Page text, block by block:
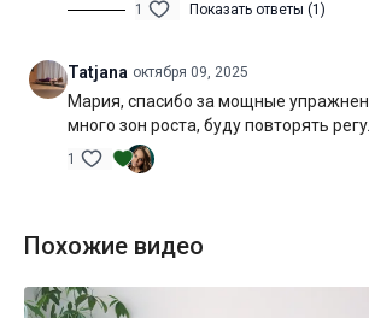
1 Показать ответы (1)
Tatjana октября 09, 2025
Мария, спасибо за мощные
много зон роста, буду повторять
1
Похожие видео